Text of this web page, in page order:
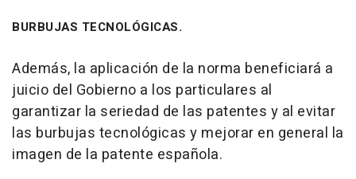
BURBUJAS TECNOLÓGICAS.
Además, la aplicación de la norma beneficiará a
juicio del Gobierno a los particulares al
garantizar la seriedad de las patentes y al evitar
las burbujas tecnológicas y mejorar en general la
imagen de la patente española.